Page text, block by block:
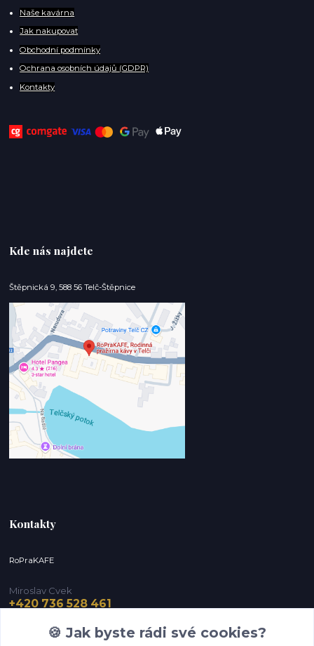
Naše kavárna
Jak nakupovat
Obchodní podmínky
Ochrana osobních údajů (GDPR)
Kontakty
Kde nás najdete
Štěpnická 9, 588 56 Telč-Štěpnice
Kontakty
RoPraKAFE
Miroslav Cvek
+420 736 528 461
🍪 Jak byste rádi své cookies?